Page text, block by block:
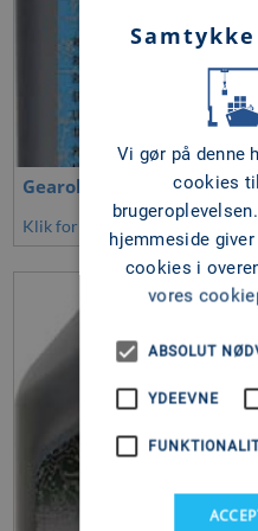
Gearolie
Klik for at se mere
Vi gør på denne
cookies
hjemmeside
cookies i
vores
ABSOLUT
YDEEVNE